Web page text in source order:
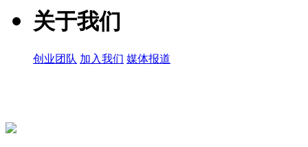
关于我们
创业团队 加入我们 媒体报道